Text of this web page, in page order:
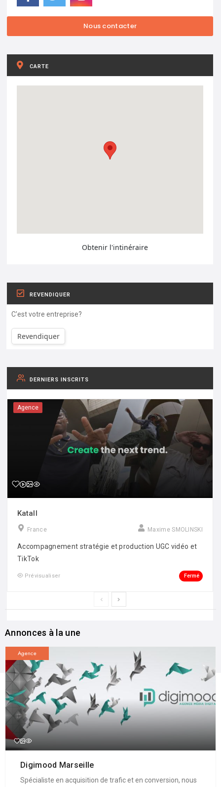
CARTE
Obtenir l'intinéraire
REVENDIQUER
C'est votre entreprise?
Revendiquer
DERNIERS INSCRITS
Agence
Katall
France Maxime SMOLINSKI
Accompagnement stratégie et production UGC vidéo et
TikTok
Prévisualiser Fermé
Annonces à la une
Agence
Digimood Marseille
Spécialiste en acquisition de trafic et en conversion, nous